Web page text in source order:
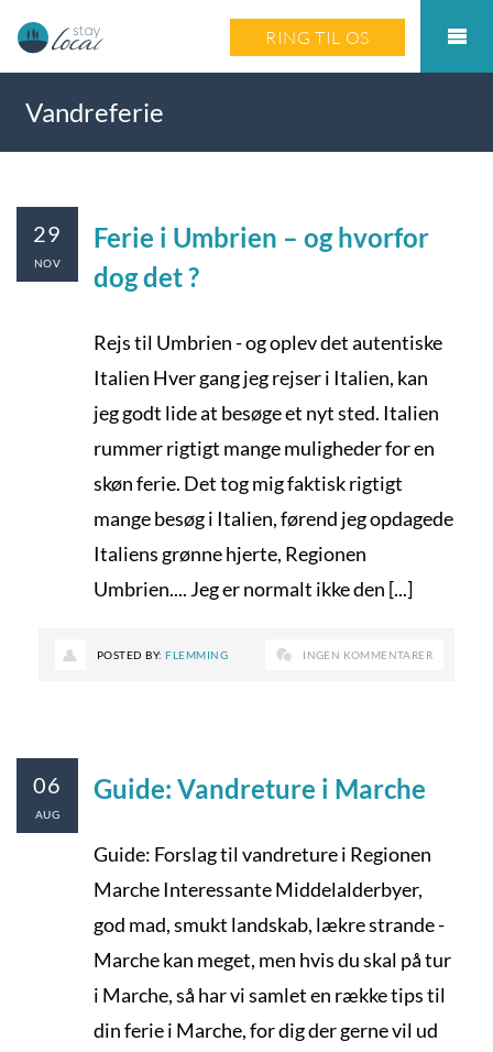
RING TIL OS
Vandreferie
Ferie i Umbrien – og hvorfor
dog det ?
Rejs til Umbrien - og oplev det autentiske
Italien Hver gang jeg rejser i Italien, kan
jeg godt lide at besøge et nyt sted. Italien
rummer rigtigt mange muligheder for en
skøn ferie. Det tog mig faktisk rigtigt
mange besøg i Italien, førend jeg opdagede
Italiens grønne hjerte, Regionen
Umbrien.... Jeg er normalt ikke den [...]
29
NOV
POSTED BY:FLEMMING INGEN KOMMENTARER
Guide: Vandreture i Marche
Guide: Forslag til vandreture i Regionen
Marche Interessante Middelalderbyer,
god mad, smukt landskab, lækre strande -
Marche kan meget, men hvis du skal på tur
i Marche, så har vi samlet en række tips til
din ferie i Marche, for dig der gerne vil ud
06
AUG